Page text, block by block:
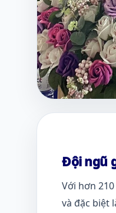
Đội ngũ
Với hơn
và đặc biệt